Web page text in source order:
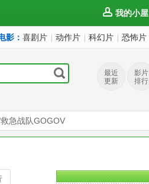
我的小屋
影： 喜剧片 动作片 科幻片 恐怖片
最近
更新
影片
排行
急战队GOGOV